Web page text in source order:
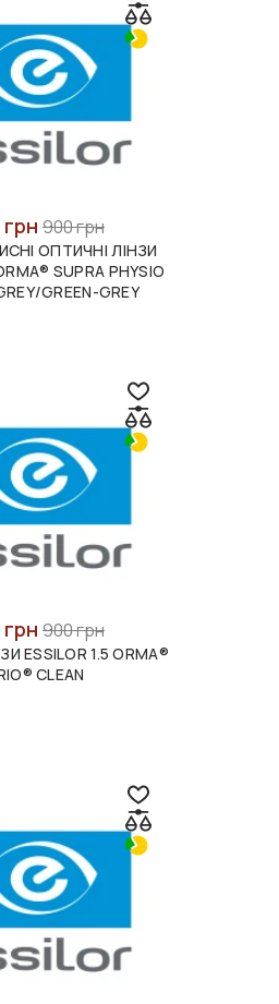
900 грн
ОПТИЧНІ ЛІНЗИ
SUPRA PHYSIO
GREEN-GREY
900 грн
ESSILOR 1.5 ORMA®
CLEAN